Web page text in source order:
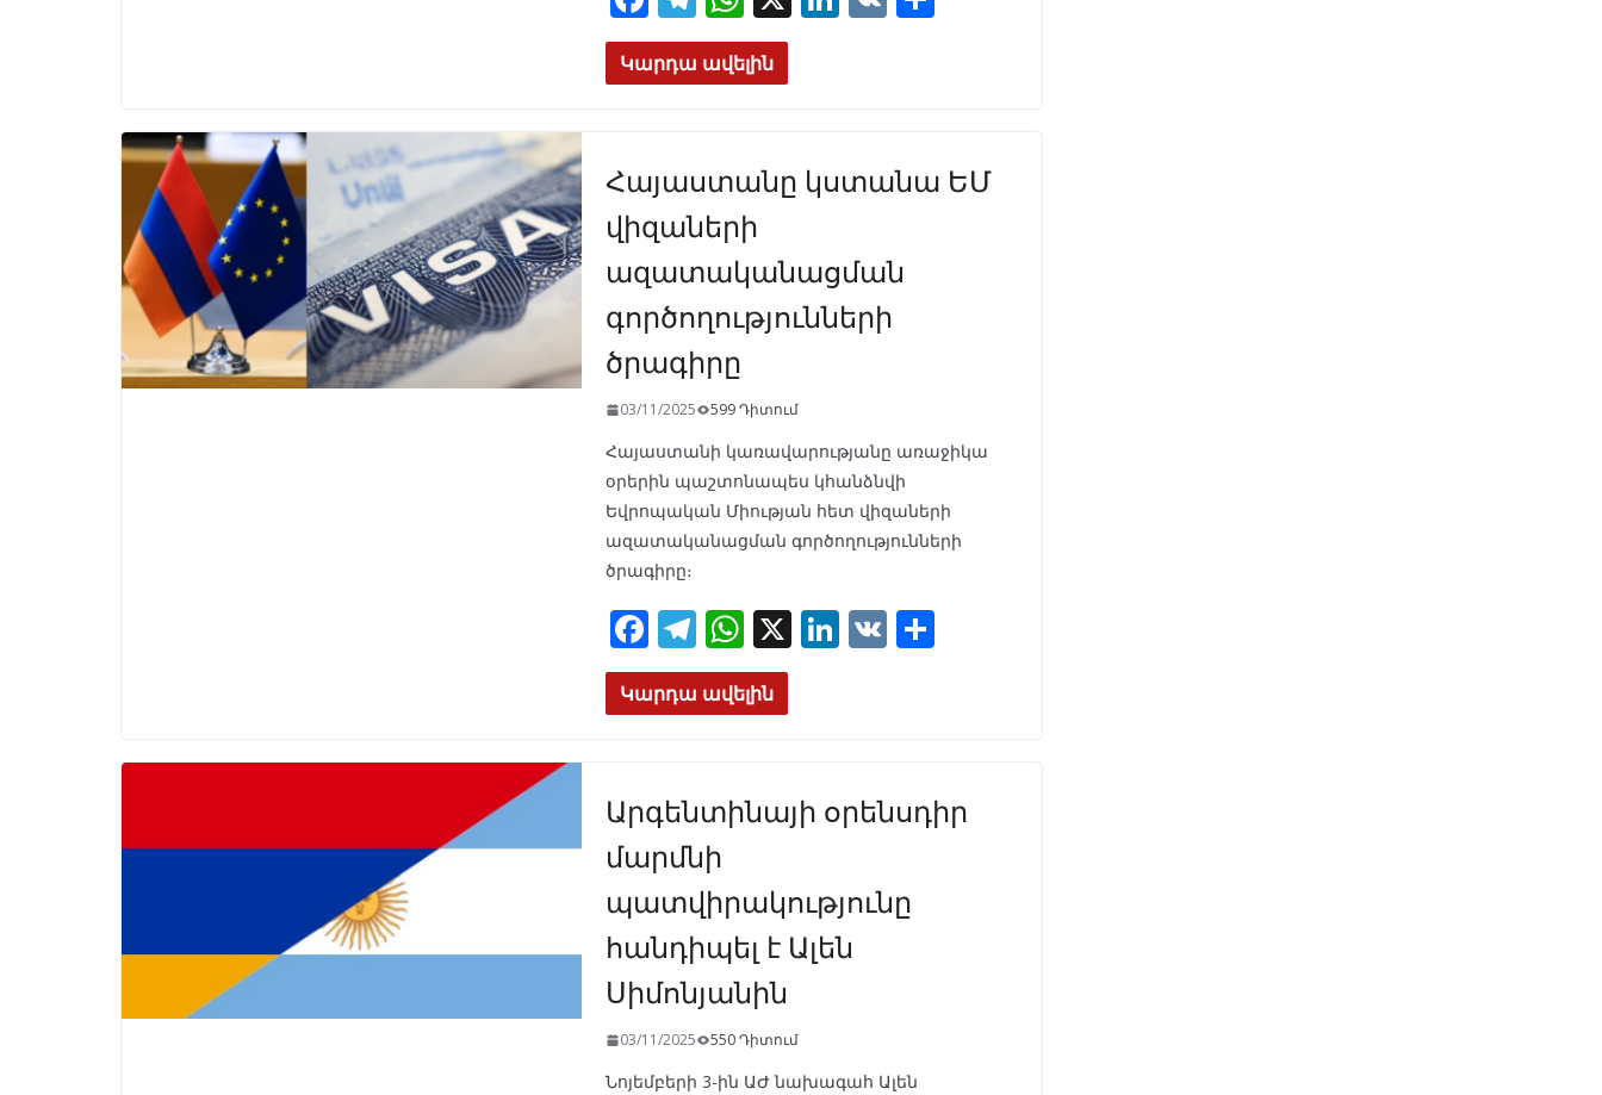
ac
e
o
k
el
e
m
h
at
p
p
n
Կարդա ավելին
Հայաստանը կստանա ԵՄ
վիզաների
ազատականացման
գործողությունների
ծրագիրը
03/11/2025 599 Դիտում
Հայաստանի կառավարությանը առաջիկա
օրերին պաշտոնապես կհանձնվի
Եվրոպական Միության հետ վիզաների
ազատականացման գործողությունների
ծրագիրը։
F
ac
e
o
k
T
el
e
m
W
h
at
p
X Li
n
V S
Կարդա ավելին
Արգենտինայի օրենսդիր
մարմնի
պատվիրակությունը
հանդիպել է Ալեն
Սիմոնյանին
03/11/2025 550 Դիտում
Նոյեմբերի 3-ին ԱԺ նախագահ Ալեն